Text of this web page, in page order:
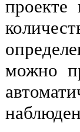
проекте
можно